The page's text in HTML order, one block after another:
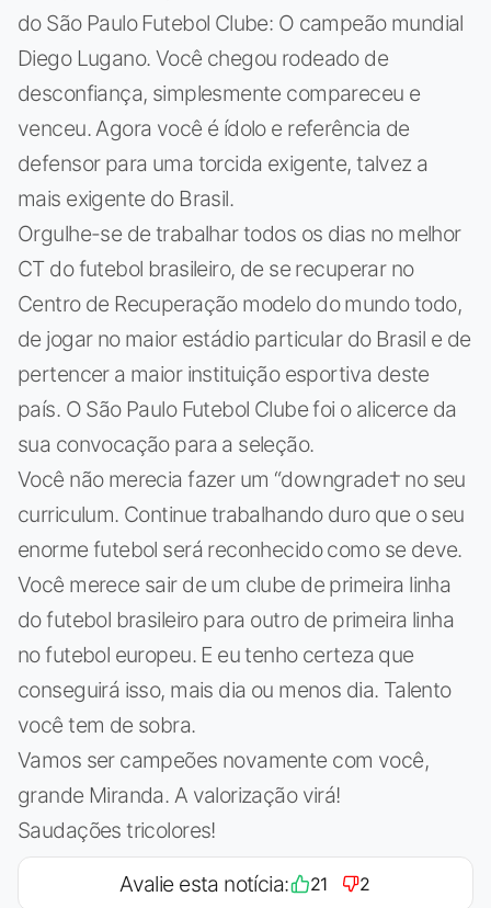
do São Paulo Futebol Clube: O campeão mundial
Diego Lugano. Você chegou rodeado de
desconfiança, simplesmente compareceu e
venceu. Agora você é ídolo e referência de
defensor para uma torcida exigente, talvez a
mais exigente do Brasil.
Orgulhe-se de trabalhar todos os dias no melhor
CT do futebol brasileiro, de se recuperar no
Centro de Recuperação modelo do mundo todo,
de jogar no maior estádio particular do Brasil e de
pertencer a maior instituição esportiva deste
país. O São Paulo Futebol Clube foi o alicerce da
sua convocação para a seleção.
Você não merecia fazer um “downgrade† no seu
curriculum. Continue trabalhando duro que o seu
enorme futebol será reconhecido como se deve.
Você merece sair de um clube de primeira linha
do futebol brasileiro para outro de primeira linha
no futebol europeu. E eu tenho certeza que
conseguirá isso, mais dia ou menos dia. Talento
você tem de sobra.
Vamos ser campeões novamente com você,
grande Miranda. A valorização virá!
Saudações tricolores!
Avalie esta notícia: 21 2